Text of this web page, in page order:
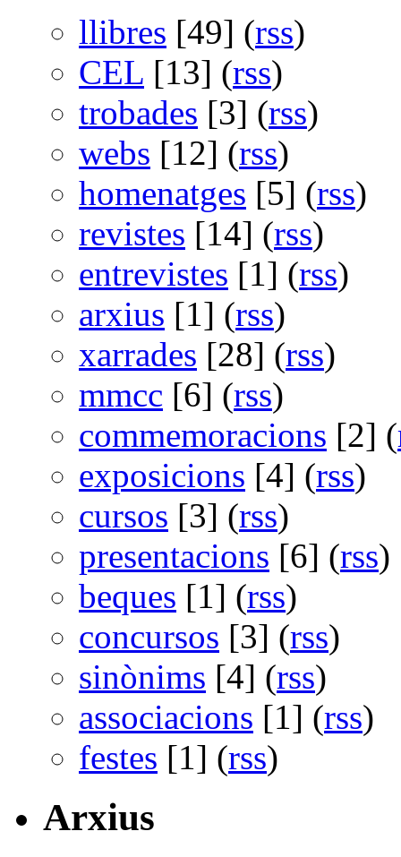
llibres [49] (rss)
CEL [13] (rss)
trobades [3] (rss)
webs [12] (rss)
homenatges [5] (rss)
revistes [14] (rss)
entrevistes [1] (rss)
arxius [1] (rss)
xarrades [28] (rss)
mmcc [6] (rss)
commemoracions [2] (
exposicions [4] (rss)
cursos [3] (rss)
presentacions [6] (rss)
beques [1] (rss)
concursos [3] (rss)
sinònims [4] (rss)
associacions [1] (rss)
festes [1] (rss)
Arxius